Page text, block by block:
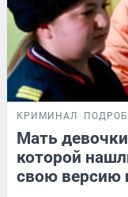
КРИМИНАЛ
Мать
которой
свою версию